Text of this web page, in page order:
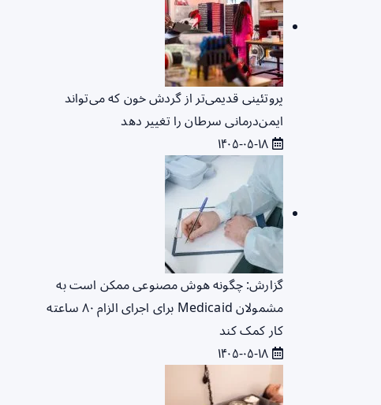
پروتئینی قدیمی‌تر از گردش خون که می‌تواند
ایمن‌درمانی سرطان را تغییر دهد
گزارش: چگونه هوش مصنوعی ممکن است به
مشمولان Medicaid برای اجرای الزام ۸۰ ساعته
کار کمک کند